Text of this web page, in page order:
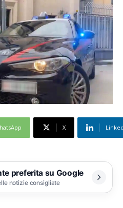
X
preferita su Google
notizie consigliate